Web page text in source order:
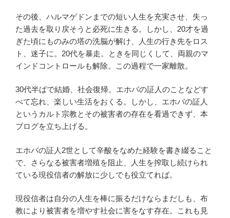
その後、ハルマゲドンまでの短い人生を充実させ、失っ
た過去を取り戻そうと必死に生きる。しかし、20才を過
ぎた頃にものみの塔の洗脳が解け、人生の行き先をロス
ト、迷子に。20代を暴走。ときを同じくして、両親のマ
インドコントロールも解除。この過程で一家離散。
30代半ばで結婚、社会復帰。エホバの証人のことなどす
べて忘れ、楽しい生活をおくる。しかし、エホバの証人
というカルト宗教とその被害者の存在を看過できず、本
ブログを立ち上げる。
エホバの証人2世として辛酸をなめた経験を書き綴ること
で、さらなる被害者増殖を阻止、人生を搾取し続けられ
ている現役信者の解放に少しでも役立てれば。
現役信者は自分の人生を棒に振るだけならまだしも、布
教により被害者を増やす社会に害をなす存在。これも見